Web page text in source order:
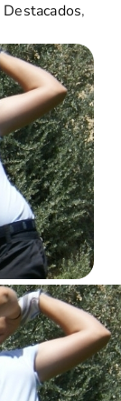
Destacados,